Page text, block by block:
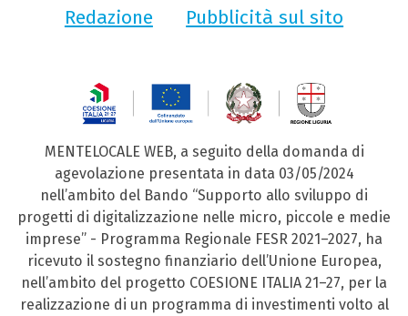
Redazione
Pubblicità sul sito
MENTELOCALE WEB, a seguito della domanda di
agevolazione presentata in data 03/05/2024
nell’ambito del Bando “Supporto allo sviluppo di
progetti di digitalizzazione nelle micro, piccole e medie
imprese” - Programma Regionale FESR 2021–2027, ha
ricevuto il sostegno finanziario dell’Unione Europea,
nell’ambito del progetto COESIONE ITALIA 21–27, per la
realizzazione di un programma di investimenti volto al